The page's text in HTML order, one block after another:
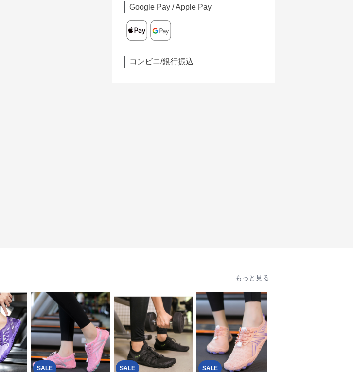
Google Pay / Apple Pay
コンビニ/銀行振込
もっと見る
SALE SALE SALE